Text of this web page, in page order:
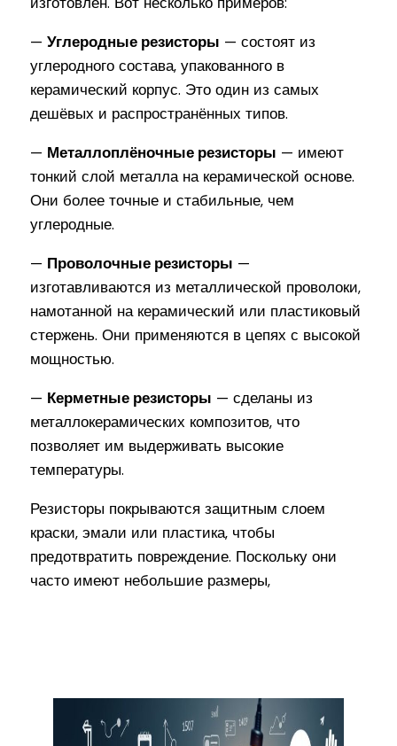
—Углеродные резисторы — состоят из
углеродного состава, упакованного в
керамический корпус. Это один из самых
дешёвых и распространённых типов.
— Металлоплёночные резисторы — имеют
тонкий слой металла на керамической основе.
Они более точные и стабильные, чем
углеродные.
— Проволочные резисторы —
изготавливаются из металлической проволоки,
намотанной на керамический или пластиковый
стержень. Они применяются в цепях с высокой
мощностью.
— Керметные резисторы — сделаны из
металлокерамических композитов, что
позволяет им выдерживать высокие
температуры.
Резисторы покрываются защитным слоем
краски, эмали или пластика, чтобы
предотвратить повреждение. Поскольку они
часто имеют небольшие размеры,